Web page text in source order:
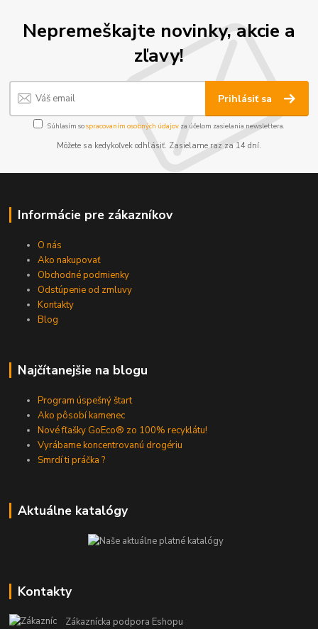
Nepremeškajte novinky, akcie a
zľavy!
Prihlásiť sa
Súhlasím sospracovaním osobných údajov za účelom zasielania newslettera.
Môžete sa kedykoľvek odhlásiť. Zasielame raz za 14 dní.
Informácie pre zákazníkov
O nás
Ako nakupovať
Obchodné podmienky
Odstúpenie od zmluvy
Kontakty
Blog
Najčítanejšie na blogu
Program úspešný štart
Ako pôsobí kamenec
Nové fľašky GoEco® zo 100% recyklátu!
Vyrábame koncentrovanú drogériu
Smrdí ti práčka ?
Aktuálne katalógy
Kontakty
Zákaznícka podpora Eshopu